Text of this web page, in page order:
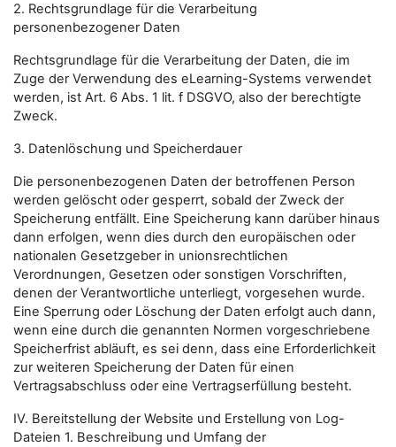
2. Rechtsgrundlage für die Verarbeitung
personenbezogener Daten
Rechtsgrundlage für die Verarbeitung der Daten, die im
Zuge der Verwendung des eLearning-Systems verwendet
werden, ist Art. 6 Abs. 1 lit. f DSGVO, also der berechtigte
Zweck.
3. Datenlöschung und Speicherdauer
Die personenbezogenen Daten der betroffenen Person
werden gelöscht oder gesperrt, sobald der Zweck der
Speicherung entfällt. Eine Speicherung kann darüber hinaus
dann erfolgen, wenn dies durch den europäischen oder
nationalen Gesetzgeber in unionsrechtlichen
Verordnungen, Gesetzen oder sonstigen Vorschriften,
denen der Verantwortliche unterliegt, vorgesehen wurde.
Eine Sperrung oder Löschung der Daten erfolgt auch dann,
wenn eine durch die genannten Normen vorgeschriebene
Speicherfrist abläuft, es sei denn, dass eine Erforderlichkeit
zur weiteren Speicherung der Daten für einen
Vertragsabschluss oder eine Vertragserfüllung besteht.
IV. Bereitstellung der Website und Erstellung von Log-
Dateien 1. Beschreibung und Umfang der